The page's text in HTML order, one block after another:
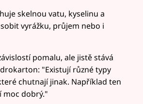
skelnou vatu, kyselinu a
vyrážku, průjem nebo i
pomalu, ale jistě stává
"Existují různé typy
chutnají jinak. Například ten
moc dobrý."